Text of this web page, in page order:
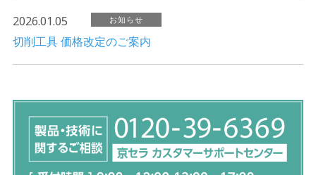
2026.01.05 お知らせ
切削工具 価格改定のご案内